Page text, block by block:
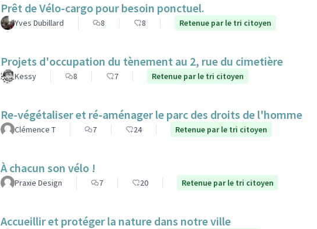
Prêt de Vélo-cargo pour besoin ponctuel.
Yves Dubillard 8 8 Retenue par le tri citoyen
Projets d'occupation du tènement au 2, rue du cimetière
Kessy 8 7 Retenue par le tri citoyen
Re-végétaliser et ré-aménager le parc des droits de l'homme
Clémence T 7 24 Retenue par le tri citoyen
À chacun son vélo !
Praxie Design 7 20 Retenue par le tri citoyen
Accueillir et protéger la nature dans notre ville